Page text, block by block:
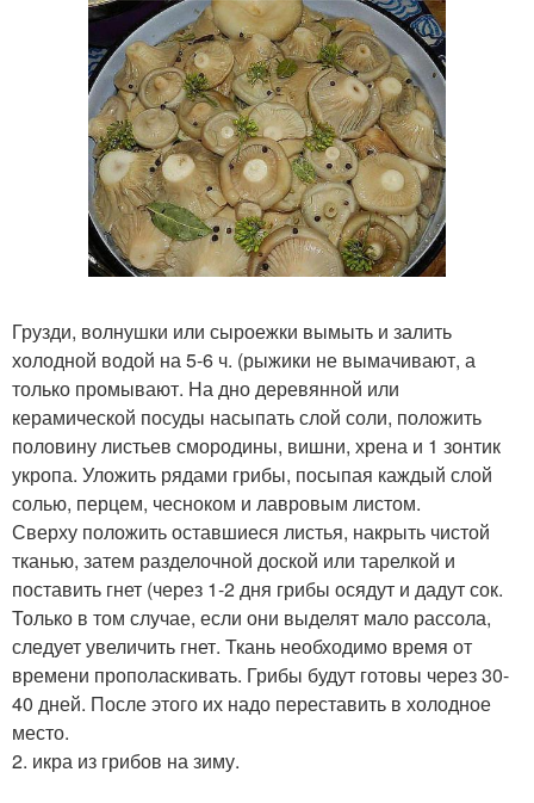
Грузди, волнушки или сыроежки вымыть и залить
холодной водой на 5-6 ч. (рыжики не вымачивают, а
только промывают. На дно деревянной или
керамической посуды насыпать слой соли, положить
половину листьев смородины, вишни, хрена и 1 зонтик
укропа. Уложить рядами грибы, посыпая каждый слой
солью, перцем, чесноком и лавровым листом.
Сверху положить оставшиеся листья, накрыть чистой
тканью, затем разделочной доской или тарелкой и
поставить гнет (через 1-2 дня грибы осядут и дадут сок.
Только в том случае, если они выделят мало рассола,
следует увеличить гнет. Ткань необходимо время от
времени прополаскивать. Грибы будут готовы через 30-
40 дней. После этого их надо переставить в холодное
место.
2. икра из грибов на зиму.